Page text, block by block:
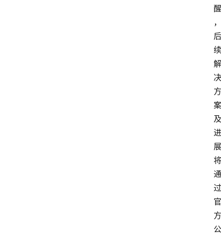
醒
，
后
续
解
决
方
案
及
进
展
将
通
过
官
方
公